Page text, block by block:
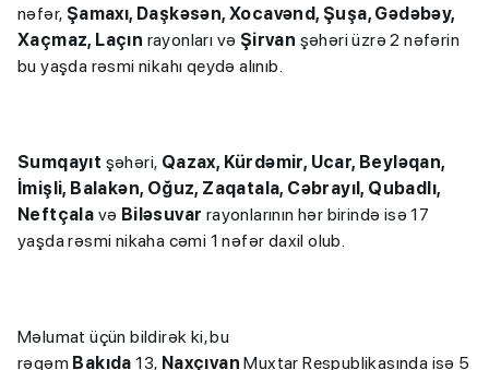
nəfər, Şamaxı, Daşkəsən, Xocavənd, Şuşa, Gədəbəy,
Xaçmaz, Laçın rayonları və Şirvan şəhəri üzrə 2 nəfərin
bu yaşda rəsmi nikahı qeydə alınıb.
Sumqayıt şəhəri, Qazax, Kürdəmir, Ucar, Beyləqan,
İmişli, Balakən, Oğuz, Zaqatala, Cəbrayıl, Qubadlı,
Neftçala və Biləsuvar rayonlarının hər birində isə 17
yaşda rəsmi nikaha cəmi 1 nəfər daxil olub.
Məlumat üçün bildirək ki, bu
rəqəm Bakıda13, NaxçıvanMuxtar Respublikasında isə 5